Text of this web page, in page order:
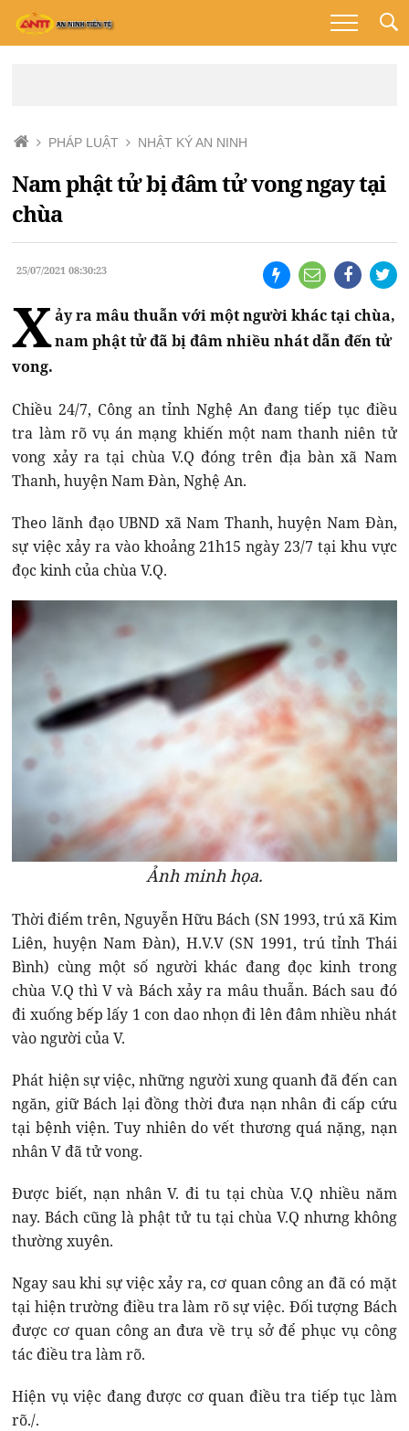
PHÁP LUẬT NHẬT KÝ AN NINH
Nam phật tử bị đâm tử vong ngay tại
chùa
25/07/2021 08:30:23
Xảy ra mâu thuẫn với một người khác tại chùa,
nam phật tử đã bị đâm nhiều nhát dẫn đến tử
vong.
Chiều 24/7, Công an tỉnh Nghệ An đang tiếp tục điều
tra làm rõ vụ án mạng khiến một nam thanh niên tử
vong xảy ra tại chùa V.Q đóng trên địa bàn xã Nam
Thanh, huyện Nam Đàn, Nghệ An.
Theo lãnh đạo UBND xã Nam Thanh, huyện Nam Đàn,
sự việc xảy ra vào khoảng 21h15 ngày 23/7 tại khu vực
đọc kinh của chùa V.Q.
Ảnh minh họa.
Thời điểm trên, Nguyễn Hữu Bách (SN 1993, trú xã Kim
Liên, huyện Nam Đàn), H.V.V (SN 1991, trú tỉnh Thái
Bình) cùng một số người khác đang đọc kinh trong
chùa V.Q thì V và Bách xảy ra mâu thuẫn. Bách sau đó
đi xuống bếp lấy 1 con dao nhọn đi lên đâm nhiều nhát
vào người của V.
Phát hiện sự việc, những người xung quanh đã đến can
ngăn, giữ Bách lại đồng thời đưa nạn nhân đi cấp cứu
tại bệnh viện. Tuy nhiên do vết thương quá nặng, nạn
nhân V đã tử vong.
Được biết, nạn nhân V. đi tu tại chùa V.Q nhiều năm
nay. Bách cũng là phật tử tu tại chùa V.Q nhưng không
thường xuyên.
Ngay sau khi sự việc xảy ra, cơ quan công an đã có mặt
tại hiện trường điều tra làm rõ sự việc. Đối tượng Bách
được cơ quan công an đưa về trụ sở để phục vụ công
tác điều tra làm rõ.
Hiện vụ việc đang được cơ quan điều tra tiếp tục làm
rõ./.